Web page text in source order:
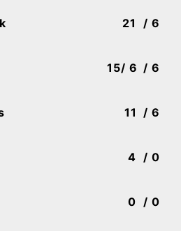
21 / 6
15/ 6 / 6
11 / 6
4 / 0
0 / 0